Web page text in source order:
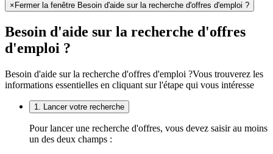
× Fermer la fenêtre Besoin d'aide sur la recherche d'offres d'emploi ?
Besoin d'aide sur la recherche d'offres
d'emploi ?
Besoin d'aide sur la recherche d'offres d'emploi ?Vous trouverez les
informations essentielles en cliquant sur l'étape qui vous intéresse
1. Lancer votre recherche
Pour lancer une recherche d'offres, vous devez saisir au moins
un des deux champs :